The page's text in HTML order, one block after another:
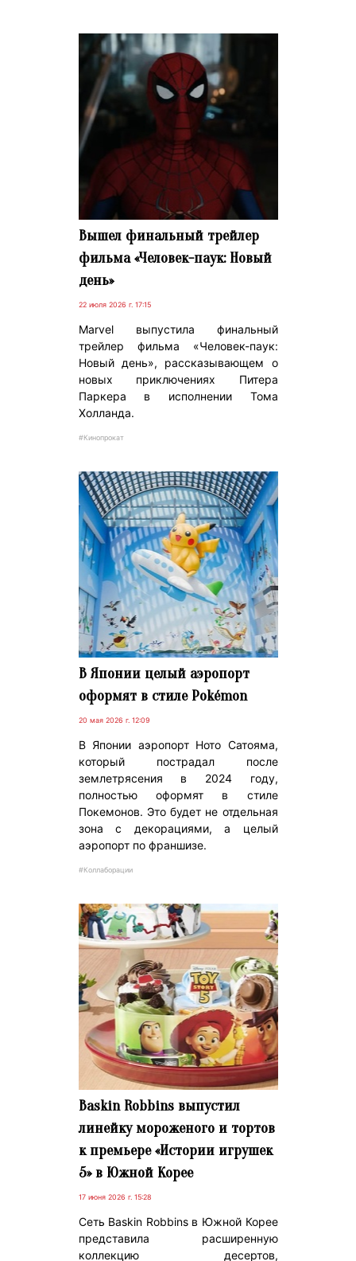
Вышел финальный трейлер
фильма «Человек-паук: Новый
день»
22 июля 2026 г. 17:15
Marvel выпустила финальный
трейлер фильма «Человек-паук:
Новый день», рассказывающем о
новых приключениях Питера
Паркера в исполнении Тома
Холланда.
#Кинопрокат
В Японии целый аэропорт
оформят в стиле Pokémon
20 мая 2026 г. 12:09
В Японии аэропорт Ното Сатояма,
который пострадал после
землетрясения в 2024 году,
полностью оформят в стиле
Покемонов. Это будет не отдельная
зона с декорациями, а целый
аэропорт по франшизе.
#Коллаборации
Baskin Robbins выпустил
линейку мороженого и тортов
к премьере «Истории игрушек
5» в Южной Корее
17 июня 2026 г. 15:28
Сеть Baskin Robbins в Южной Корее
представила расширенную
коллекцию десертов,